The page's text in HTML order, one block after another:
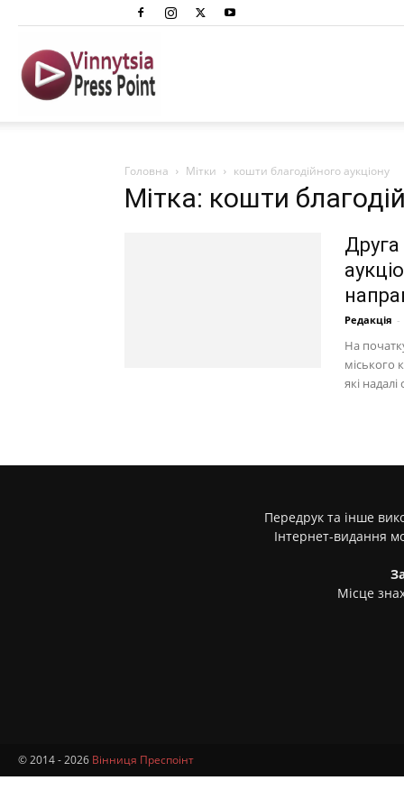
Преспоінт
Головна Мітки кошти благодійного аукціону
Мітка: кошти
Редакція -
На
міського
які
Передрук та інше
Інтернет-видання
Місце
© 2014 - 2026 Вінниця Преспоінт